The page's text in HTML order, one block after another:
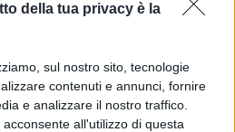
della tua privacy è la
sul nostro sito, tecnologie
contenuti e annunci, fornire
e analizzare il nostro traffico.
all'utilizzo di questa
la comparabilità dei
un istituto e l’altro. Una
ma si assolve.